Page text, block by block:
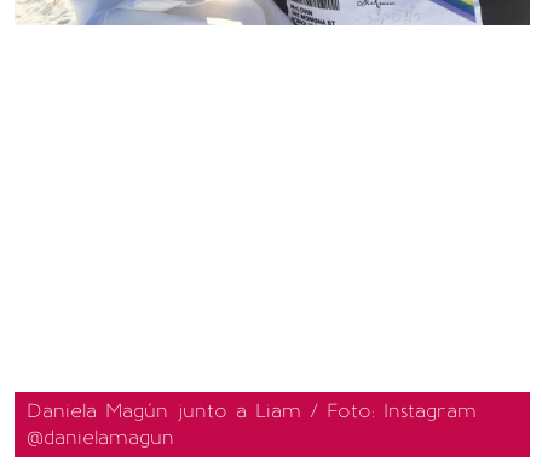
Daniela Magún junto a Liam / Foto: Instagram
@danielamagun